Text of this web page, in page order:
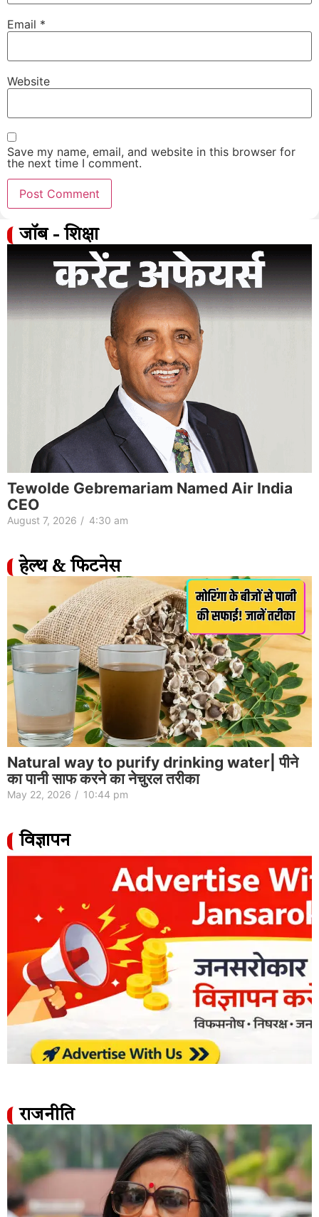
Email *
Website
Save my name, email, and website in this browser for
the next time I comment.
जॉब - शिक्षा
Tewolde Gebremariam Named Air India
CEO
August 7, 2026 / 4:30 am
हेल्थ & फिटनेस
Natural way to purify drinking water| पीने
का पानी साफ करने का नेचुरल तरीका
May 22, 2026 / 10:44 pm
विज्ञापन
राजनीति